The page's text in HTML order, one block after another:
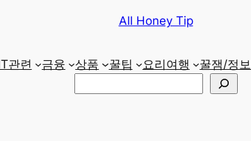
All Honey Tip
관련 금융 상품 꿀팁 요리여행 꿀잼/정보